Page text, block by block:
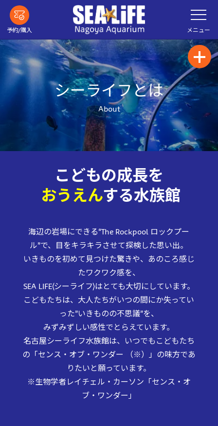
コ
ン
テ
ン
予約/購入
メ
ニ
ュ
ー
を
開
く
メニュー
シーライフとは
About
こどもの成長を
おうえんする水族館
海辺の岩場にできる“The Rockpool ロックプー
ル”で、目をキラキラさせて探検した思い出。
いきものを初めて見つけた驚きや、あのころ感じ
たワクワク感を、
SEA LIFE〈シーライフ〉はとても大切にしています。
こどもたちは、大人たちがいつの間にか失ってい
った”いきものの不思議”を、
みずみずしい感性でとらえています。
名古屋シーライフ水族館は、いつでもこどもたち
の「センス・オブ・ワンダー （※）」の味方であ
りたいと願っています。
※生物学者レイチェル・カーソン「センス・オ
ブ・ワンダー」